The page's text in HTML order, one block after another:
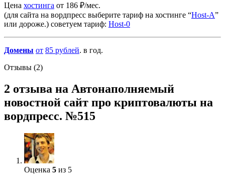
Цена хостинга от 186 ₽/мес.
(для сайта на вордпресс выберите тариф на хостинге “Host-A”
или дороже.) советуем тариф: Host-0
Домены от 85 рублей. в год.
Отзывы (2)
2 отзыва на Автонаполняемый
новостной сайт про криптовалюты на
вордпресс. №515
Оценка 5 из 5